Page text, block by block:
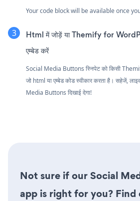
Your code block will be available once
Html में जोड़ें या Themify for
एम्बेड करें
Social Media Buttons स्निपेट को किसी
जो html या एम्बेड कोड स्वीकार करता है। सहेजें,
Media Buttons दिखाई देगा!
Not sure if our Social
app is right for you? Find